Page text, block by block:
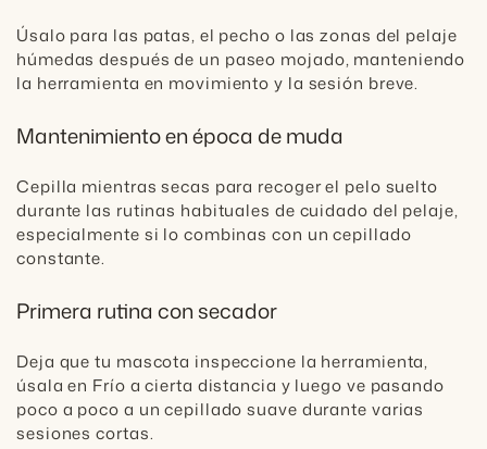
Úsalo para las patas, el pecho o las zonas del pelaje
húmedas después de un paseo mojado, manteniendo
la herramienta en movimiento y la sesión breve.
Mantenimiento en época de muda
Cepilla mientras secas para recoger el pelo suelto
durante las rutinas habituales de cuidado del pelaje,
especialmente si lo combinas con un cepillado
constante.
Primera rutina con secador
Deja que tu mascota inspeccione la herramienta,
úsala en Frío a cierta distancia y luego ve pasando
poco a poco a un cepillado suave durante varias
sesiones cortas.